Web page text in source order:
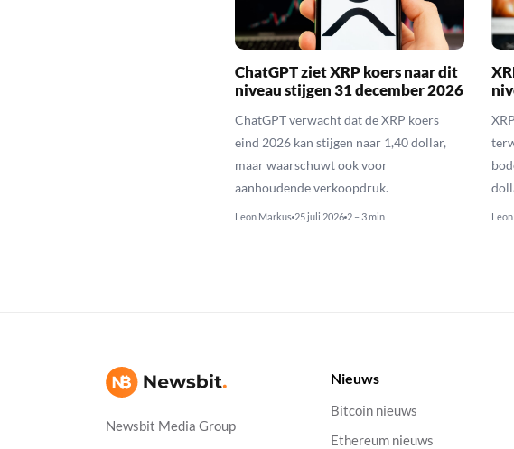
ChatGPT ziet XRP koers naar dit
niveau stijgen 31 december 2026
ChatGPT verwacht dat de XRP koers
eind 2026 kan stijgen naar 1,40 dollar,
maar waarschuwt ook voor
aanhoudende verkoopdruk.
Leon Markus 25 juli 2026 2 – 3 min
Newsbit Media Group
Nieuws
Bitcoin nieuws
Ethereum nieuws